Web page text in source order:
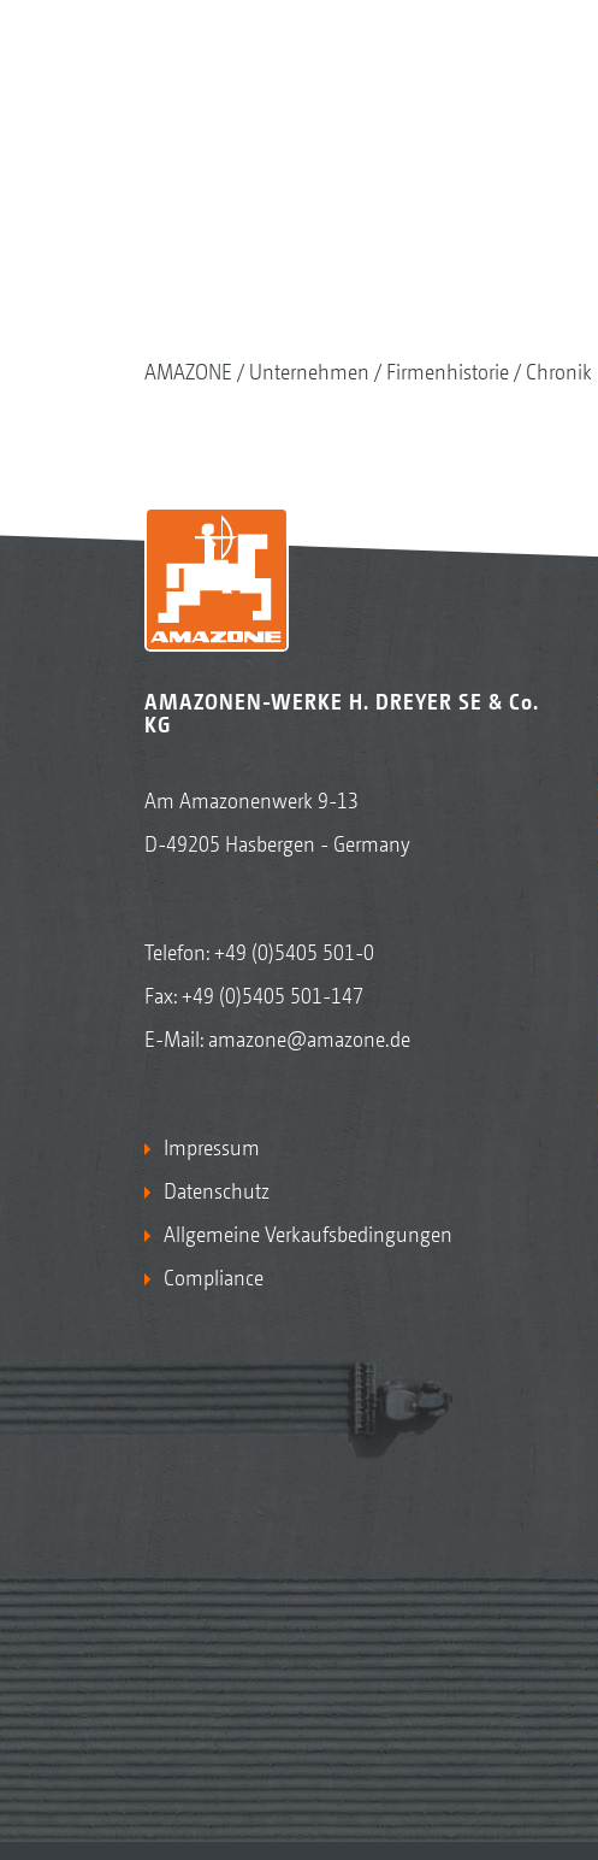
AMAZONE Unternehmen Firmenhistorie Chronik
AMAZONEN-WERKE H. DREYER SE & Co.
KG
Am Amazonenwerk 9-13
D-49205 Hasbergen - Germany
Telefon:+49 (0)5405 501-0
Fax: +49 (0)5405 501-147
E-Mail: amazone@amazone.de
Impressum
Datenschutz
Allgemeine Verkaufsbedingungen
Compliance